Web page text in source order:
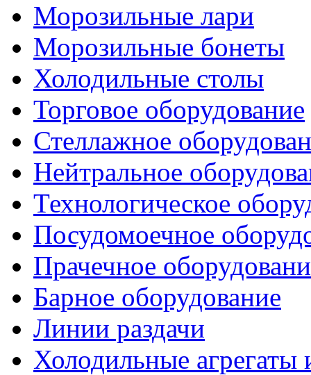
Морозильные лари
Морозильные бонеты
Холодильные столы
Торговое оборудование
Стеллажное
Нейтральное
Технологическое
Посудомоечное
Прачечное
Барное оборудование
Линии раздачи
Холодильные агрегаты